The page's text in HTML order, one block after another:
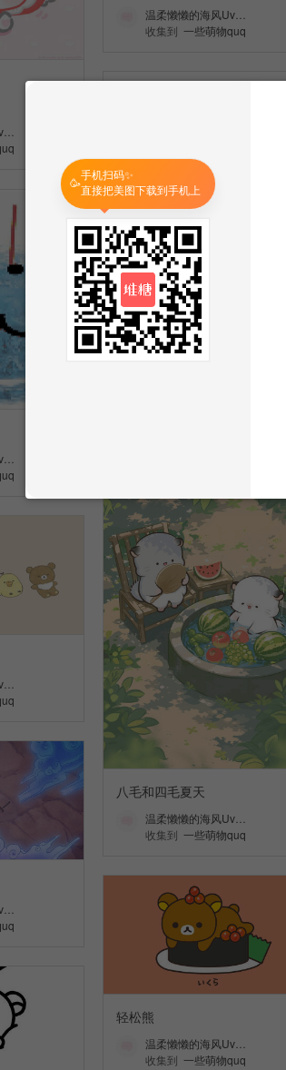
温柔懒懒的海风Uv…
收集到 一些萌物quq
可爱食物头像
温柔懒懒的海风Uv…
收集到一些萌物quq
八毛和四毛夏天
温柔懒懒的海风Uv…
收集到 一些萌物quq
轻松熊
温柔懒懒的海风Uv…
收集到 一些萌物quq
🥳手机扫码✨
直接把美图下载到手机上